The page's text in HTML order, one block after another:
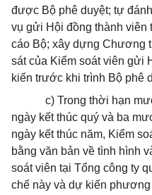
được Bộ phê duyệt; tự
vụ gửi Hội đồng thành viên
cáo Bộ; xây dựng Chương
sát của Kiểm soát viên gửi
kiến trước khi trình Bộ phê
c) Trong thời hạn
ngày kết thúc quý và ba
ngày kết thúc năm, Kiểm
bằng văn bản về tình hình
soát viên tại Tổng công ty
chế này và dự kiến